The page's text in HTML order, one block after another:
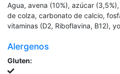
Agua, avena (10%), azúcar
de colza, carbonato de calcio,
vitaminas (D2, Riboflavina, B12),
Alergenos
Gluten: